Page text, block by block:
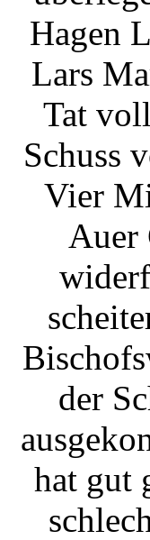
Hagen
Lars
Tat
Schuss
Vier
Auer
der
hat gut